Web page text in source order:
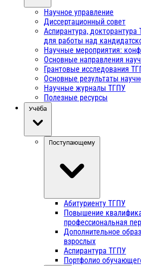
Научное управление
Диссертационный совет
Аспирантура, докторантура
для работы над
Научные мероприятия:
Основные направления
Грантовые исследования
Основные результаты
Научные журналы ТГПУ
Полезные ресурсы
Учёба
Поступающему
Абитуриенту ТГПУ
Повышение
профессиональная
Дополнительное
взрослых
Аспирантура ТГПУ
Портфолио